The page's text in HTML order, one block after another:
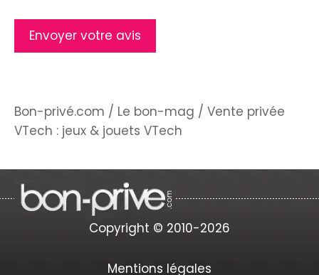
Bon-privé.com / Le bon-mag / Vente privée
VTech : jeux & jouets VTech
Copyright © 2010-2026
Mentions légales